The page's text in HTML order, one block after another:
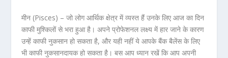
मीन (Pisces) – जो लोग आर्थिक क्षेत्र में व्यस्त हैं उनके लिए आज का दिन
काफी मुश्किलों से भरा हुआ है। अपने प्रोफेशनल लक्ष्य में हार जाने के कारण
उन्हें काफी नुकसान हो सकता है, और यही नहीं ये आपके बैंक बैलेंस के लिए
भी काफी नुकसानदायक हो सकता है। बस आप ध्यान रखें कि आप अपनी